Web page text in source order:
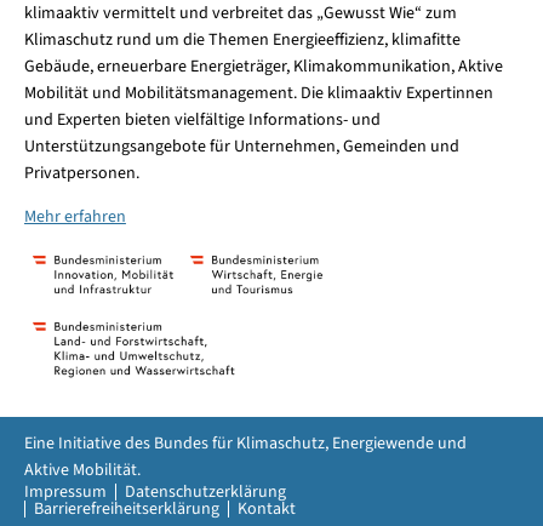
klimaaktiv vermittelt und verbreitet das „Gewusst Wie“ zum
Klimaschutz rund um die Themen Energieeffizienz, klimafitte
Gebäude, erneuerbare Energieträger, Klimakommunikation, Aktive
Mobilität und Mobilitätsmanagement. Die klimaaktiv Expertinnen
und Experten bieten vielfältige Informations- und
Unterstützungsangebote für Unternehmen, Gemeinden und
Privatpersonen.
Mehr erfahren
Impressum Datenschutzerklärung
Barrierefreiheitserklärung Kontakt
Eine Initiative des Bundes für Klimaschutz, Energiewende und
Aktive Mobilität.